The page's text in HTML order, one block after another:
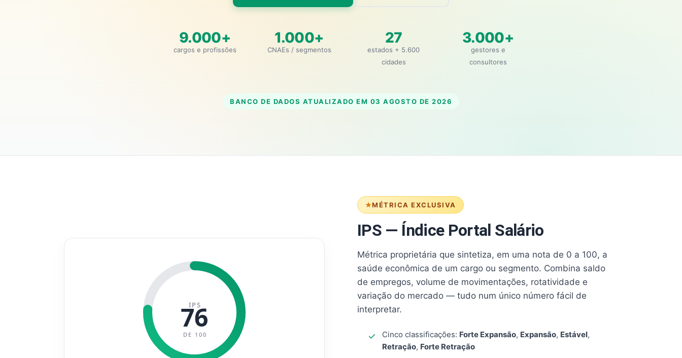
9.000+
cargos e profissões
1.000+
CNAEs / segmentos
27
estados + 5.600
cidades
3.000+
gestores e
consultores
BANCO DE DADOS ATUALIZADO EM 03 AGOSTO DE 2026
MÉTRICA EXCLUSIVA
IPS — Índice Portal Salário
Métrica proprietária que sintetiza, em uma nota de 0 a 100, a
saúde econômica de um cargo ou segmento. Combina saldo
de empregos, volume de movimentações, rotatividade e
variação do mercado — tudo num único número fácil de
interpretar.
Cinco classificações: Forte Expansão, Expansão, Estável,
Retração, Forte Retração
IPS
76
DE 100